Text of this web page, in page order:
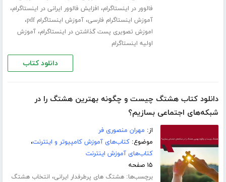
فالوور در اینستاگرام، افزایش فالوور ایرانی در اینستاگرام،
آموزش اینستاگرام فارسی،آموزش اینستاگرام pdf ،
اموزش تصویری پست گذاشتن در اینستاگرام،آموزش
اولیه اینستاگرام
دانلود کتاب
دانلود کتاب هشتگ چیست و چگونه بهترین هشتگ را در
شبکه‌های اجتماعی بسازیم؟
از: مهران منصوری فر
موضوع:کتاب‌های آموزش کامپیوتر و اینترنت،
کتاب‌های آموزش اینترنت
۱۵ صفحه
برچسب‌ها:هشتگ های پرطرفدار ایرانی، انتخاب هشتگ